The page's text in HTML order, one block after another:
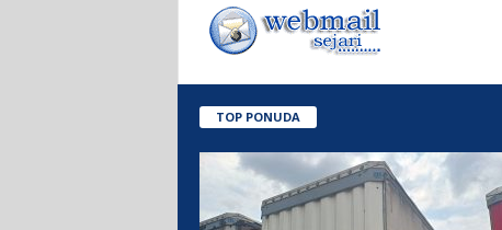
o
.
a
TOP PONUDA